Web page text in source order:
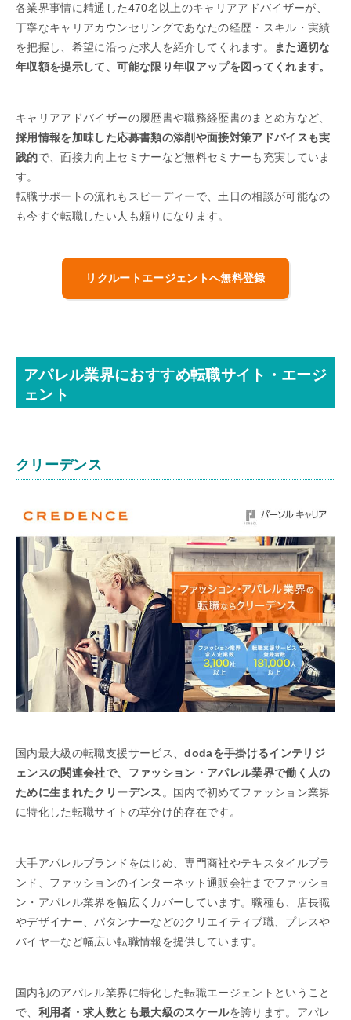
各業界事情に精通した470名以上のキャリアアドバイザーが、
丁寧なキャリアカウンセリングであなたの経歴・スキル・実績
を把握し、希望に沿った求人を紹介してくれます。
また適切な
年収額を提示して、可能な限り年収アップを図ってくれます。
キャリアアドバイザーの履歴書や職務経歴書のまとめ方など、
採用情報を加味した応募書類の添削や面接対策アドバイスも実
践的で、面接力向上セミナーなど無料セミナーも充実していま
す。
転職サポートの流れもスピーディーで、土日の相談が可能なの
も今すぐ転職したい人も頼りになります。
リクルートエージェントへ無料登録
アパレル業界におすすめ転職サイト・エージ
ェント
クリーデンス
国内最大級の転職支援サービス、dodaを手掛けるインテリジ
ェンスの関連会社で、ファッション・アパレル業界で働く人の
ために生まれたクリーデンス 。国内で初めてファッション業界
に特化した転職サイトの草分け的存在です。
大手アパレルブランドをはじめ、専門商社やテキスタイルブラ
ンド、ファッションのインターネット通販会社までファッショ
ン・アパレル業界を幅広くカバーしています。職種も、店長職
やデザイナー、パタンナーなどのクリエイティブ職、プレスや
バイヤーなど幅広い転職情報を提供しています。
国内初のアパレル業界に特化した転職エージェントということ
で、 利用者・求人数とも最大級のスケールを誇ります。アパレ